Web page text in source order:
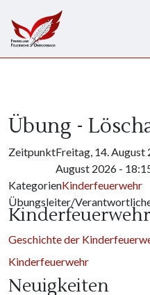
Übung -
ZeitpunktFreitag, 14. August
August 2026 -
KategorienKinderfeuerwehr
Übungsleiter/
Kinderfeuerwehr
Geschichte der
Kinderfeuerwehr
Neuigkeiten